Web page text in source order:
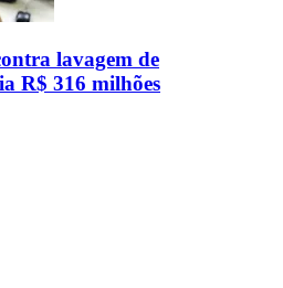
lavagem de
R$ 316 milhões